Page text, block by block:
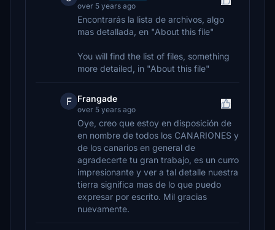
over 5 years ago
Encontrarás la lista de archivos, algo
mas detallada, en "About this file"
You will find the list of files, something
more detailed, in "About this file"
F Frangade
over 5 years ago
Oye, creo que estoy en disposición de
en nombre de todos los CANARIONES y
de los canarios en general de
agradecerte tu gran trabajo, es un curro
impresionante y ver a tal detalle nuestra
tierra significa mas de lo que puedo
expresar por escrito. Mil gracias
nuevamente.